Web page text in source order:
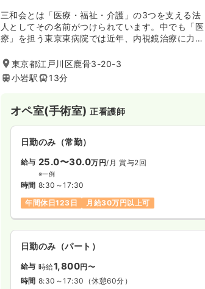
三和会とは「医療・福祉・介護」の3つを支える法
人としてその名前がつけられています。中でも「医
療」を担う東京東病院では近年、内視鏡治療に力を
れた消化器や整形外科などのオペを行う病院です。
東京都江戸川区鹿骨3-20-3
小岩駅
13分
オペ室(手術室)正看護師
日勤のみ（常勤）
給与 25.0〜30.0万円/月 賞与2回
※一例
時間 8:30～17:30
年間休日123日
月給30万円以上可
日勤のみ（パート）
給与 時給1,800円〜
時間 8:30～17:30 （休憩60分）